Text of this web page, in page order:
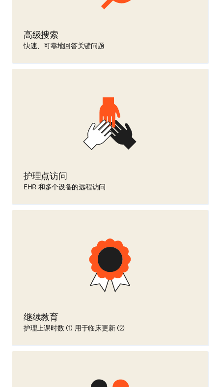
高级搜索
快速、可靠地回答关键问题
护理点访问
EHR 和多个设备的远程访问
继续教育
护理上课时数 (1) 用于临床更新 (2)